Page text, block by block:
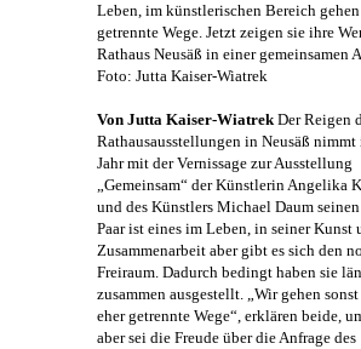
Leben, im künstlerischen Bereich
getrennte Wege. Jetzt zeigen sie ihre
Rathaus Neusäß in einer gemeinsamen
Foto: Jutta Kaiser-Wiatrek
Von Jutta Kaiser-WiatrekDer Reigen
Rathausausstellungen in Neusäß nimmt
Jahr mit der Vernissage zur Ausstellung
„Gemeinsam“ der KünstlerinAngelika
und des Künstlers Michael Daum
Paar ist eines im Leben, in seinerKunst
Zusammenarbeit aber gibt es sich den
Freiraum. Dadurch bedingt haben sie
zusammen ausgestellt. „Wir gehen
eher getrennte Wege“, erklären beide,
aber sei die Freude über die Anfrage des